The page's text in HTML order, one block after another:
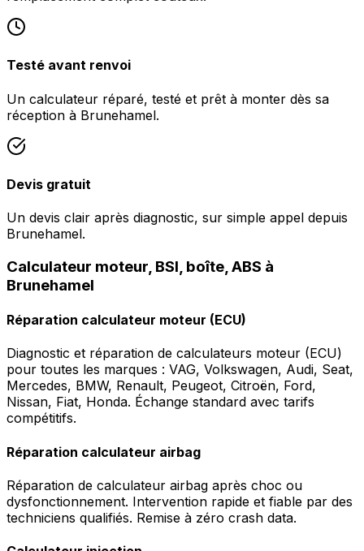
Testé avant renvoi
Un calculateur réparé, testé et prêt à monter dès sa
réception à Brunehamel.
Devis gratuit
Un devis clair après diagnostic, sur simple appel depuis
Brunehamel.
Calculateur moteur, BSI, boîte, ABS à
Brunehamel
Réparation calculateur moteur (ECU)
Diagnostic et réparation de calculateurs moteur (ECU)
pour toutes les marques : VAG, Volkswagen, Audi, Seat,
Mercedes, BMW, Renault, Peugeot, Citroën, Ford,
Nissan, Fiat, Honda. Échange standard avec tarifs
compétitifs.
Réparation calculateur airbag
Réparation de calculateur airbag après choc ou
dysfonctionnement. Intervention rapide et fiable par des
techniciens qualifiés. Remise à zéro crash data.